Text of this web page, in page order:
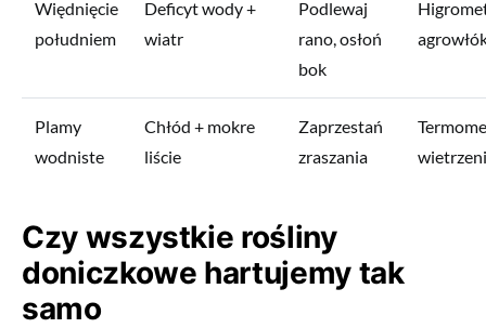
Więdnięcie
południem
Deficyt wody +
wiatr
Podlewaj
rano, osłoń
bok
Plamy
wodniste
Chłód + mokre
liście
Zaprzestań
zraszania
Czy wszystkie rośliny
doniczkowe hartujemy tak
samo